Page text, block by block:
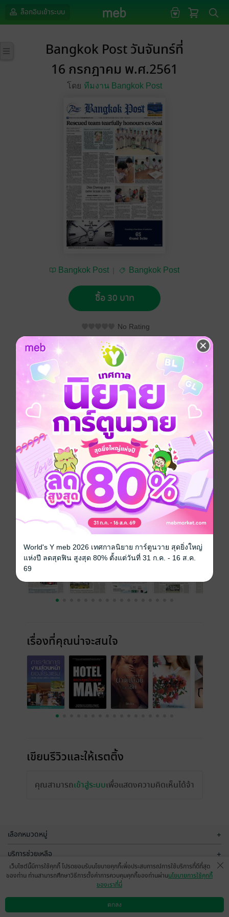
ล็อกอินเข้าระบบ
Bangkok Post วันจันทร์ที่
16 กรกฎาคม พ.ศ.2561
โดย ทีมงาน Bangkok Post
Bangkok Post Bangkok Post
ซื้อ 30 บาท
No Rating
อยากได้ ซื้อเป็นของขวัญ ติดตาม แชร์
Bangkok Post วันจันทร์ที่ 16 กรกฎาคม พ.ศ.2561
ประเภทไฟล์ pdf
วันที่วางขาย 15 กรกฎาคม 2561
ความยาว 39 หน้า
ราคาปก 30 บาท
ฉบับย้อนหลัง ดูทั้งหมด
เรื่องที่คุณน่าจะสนใจ
เขียนรีวิวและให้เรตติ้ง
คุณสามารถเข้าสู่ระบบเพื่อแสดงความคิดเห็นได้จ้า
เลือกหมวดหมู่ +
บริการช่วยเหลือ +
เกี่ยวกับเรา
ดาวน์โหลดแอป วิธีการใช้งาน ติดต่อเรา
เว็บไซต์นี้มีการใช้คุกกี้ โปรดยอมรับนโยบายคุกกี้เพื่อประสบการณ์การใช้บริการที่ดีที่สุด
ของท่าน ท่านสามารถศึกษาวิธีการตั้งค่าการควบคุมคุกกี้ของท่านผ่านนโยบายการใช้คุกกี้
ของเราที่นี่
ตกลง
World's Y meb 2026 เทศกาลนิยาย การ์ตูนวาย สุดยิ่งใหญ่
แห่งปี ลดสุดฟิน สูงสุด 80% ตั้งแต่วันที่ 31 ก.ค. - 16 ส.ค.
69